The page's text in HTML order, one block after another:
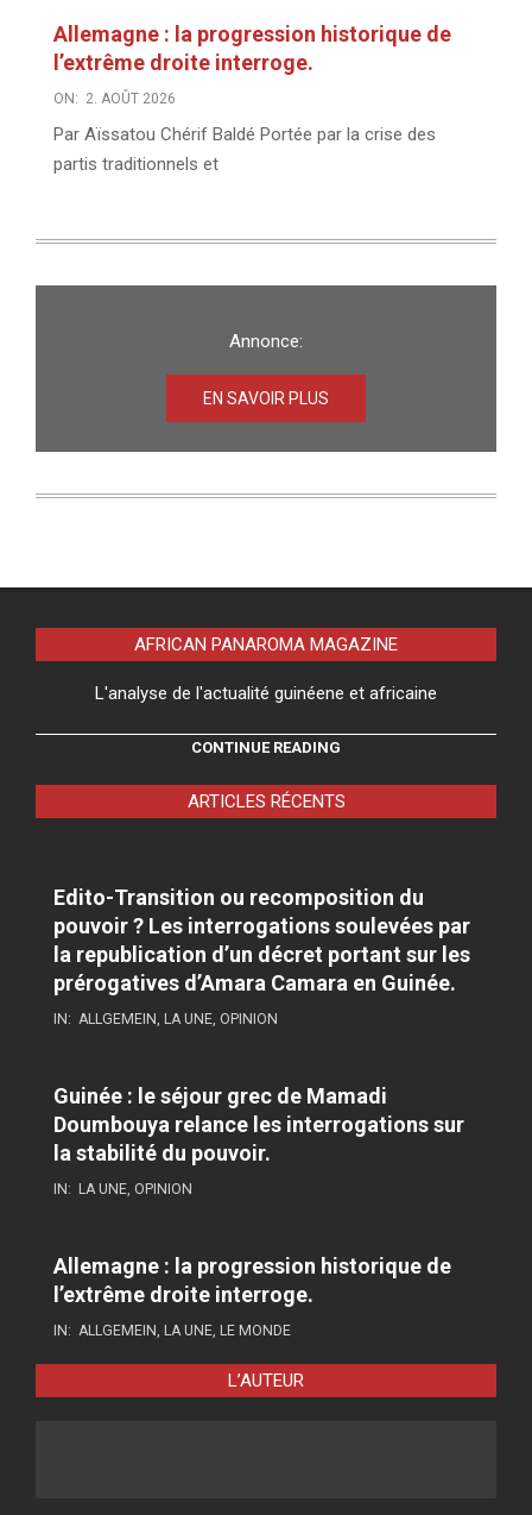
Allemagne : la progression historique de
l’extrême droite interroge.
ON: 2. AOÛT 2026
Par Aïssatou Chérif Baldé Portée par la crise des
partis traditionnels et
Annonce:
EN SAVOIR PLUS
AFRICAN PANAROMA MAGAZINE
L'analyse de l'actualité guinéene et africaine
CONTINUE READING
ARTICLES RÉCENTS
Edito-Transition ou recomposition du
pouvoir ? Les interrogations soulevées par
la republication d’un décret portant sur les
prérogatives d’Amara Camara en Guinée.
IN: ALLGEMEIN, LA UNE, OPINION
Guinée : le séjour grec de Mamadi
Doumbouya relance les interrogations sur
la stabilité du pouvoir.
IN: LA UNE, OPINION
Allemagne : la progression historique de
l’extrême droite interroge.
IN: ALLGEMEIN, LA UNE, LE MONDE
L’AUTEUR